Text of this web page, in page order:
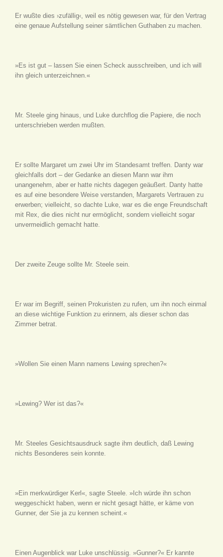
Er wußte dies ›zufällig‹, weil es nötig gewesen war, für den Vertrag
eine genaue Aufstellung seiner sämtlichen Guthaben zu machen.
»Es ist gut – lassen Sie einen Scheck ausschreiben, und ich will
ihn gleich unterzeichnen.«
Mr. Steele ging hinaus, und Luke durchflog die Papiere, die noch
unterschrieben werden mußten.
Er sollte Margaret um zwei Uhr im Standesamt treffen. Danty war
gleichfalls dort – der Gedanke an diesen Mann war ihm
unangenehm, aber er hatte nichts dagegen geäußert. Danty hatte
es auf eine besondere Weise verstanden, Margarets Vertrauen zu
erwerben; vielleicht, so dachte Luke, war es die enge Freundschaft
mit Rex, die dies nicht nur ermöglicht, sondern vielleicht sogar
unvermeidlich gemacht hatte.
Der zweite Zeuge sollte Mr. Steele sein.
Er war im Begriff, seinen Prokuristen zu rufen, um ihn noch einmal
an diese wichtige Funktion zu erinnern, als dieser schon das
Zimmer betrat.
»Wollen Sie einen Mann namens Lewing sprechen?«
»Lewing? Wer ist das?«
Mr. Steeles Gesichtsausdruck sagte ihm deutlich, daß Lewing
nichts Besonderes sein konnte.
»Ein merkwürdiger Kerl«, sagte Steele. »Ich würde ihn schon
weggeschickt haben, wenn er nicht gesagt hätte, er käme von
Gunner, der Sie ja zu kennen scheint.«
Einen Augenblick war Luke unschlüssig. »Gunner?« Er kannte